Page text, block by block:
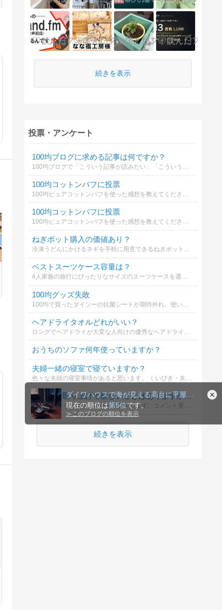
ダイワハウスで海が見える高台に平屋を建てた
現在の順位は第5位です。
≫このブログの順位を表示
続きを表示
投票・アンケート
100均ブログに求める記事は何ですか？
100均コットンパフに投票
100均ピュアコットンパフを使った感想を教えてください。コスパ最強？
100均コットンパフに投票
100均ピュアコットンパフを使った感想を教えてください。コスパ最強？
ねぎポット購入の価値あり？
冷凍うどんにかけるネギを手軽に用意できるねぎポットを購入する価値はある？
ベストスーツケース容量は？
4人家族の旅行にぴったりなサイズのスーツケースを選ぼう。どれがベスト？
100均グッズ失敗
ヘアドライタオルどれがいい？
おうちのソファ何年使っていますか？
夫婦一緒の寝室で寝ていますか？
色々な夫婦の寝室事情があると思います。（ いびき・夫婦仲が冷えている・子供など） あなたは夫婦一緒の寝室で寝ていますか？
ブログで取り上げて欲しいことはありますか？質問はありますか？
いつも応援くださりありがとうございます。コメント受付欄がないのでご質問やブログ記事リクエストなどがあればこの機会にお気軽にコメントください！どうそよろしくお願いいたします。
続きを表示